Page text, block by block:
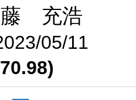
藤 充浩
05/11